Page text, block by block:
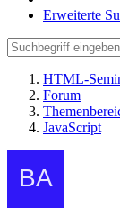
Erweiterte
HTML-
Forum
JavaScript